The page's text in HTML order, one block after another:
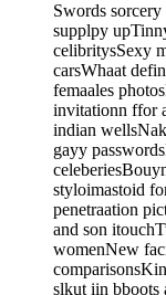
Swords
supplpy
celibritysSexy
carsWhaat
femaales
invitationn ffor
indian
gayy
styloimastoid
penetraation
and son
womenNew
slkut iin bboots